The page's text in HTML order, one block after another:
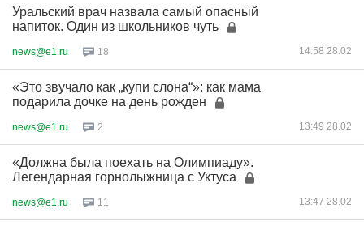
Уральский врач назвала самый опасный
напиток. Один из школьников чуть
news@e1.ru 18 14:58 28.02
«Это звучало как „купи слона“»: как мама
подарила дочке на день рожден
news@e1.ru 2 13:49 28.02
«Должна была поехать на Олимпиаду».
Легендарная горнолыжница с Уктуса
news@e1.ru 11 13:47 28.02